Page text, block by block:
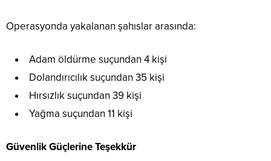
Operasyonda yakalanan şahıslar arasında:
Adam öldürme suçundan 4 kişi
Dolandırıcılık suçundan 35 kişi
Hırsızlık suçundan 39 kişi
Yağma suçundan 11 kişi
Güvenlik Güçlerine Teşekkür